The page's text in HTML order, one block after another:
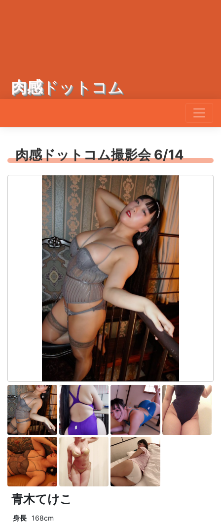
肉感ドットコム
肉感ドットコム撮影会 6/14
青木てけこ
身長 168cm